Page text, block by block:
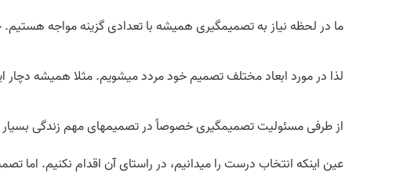
ما در لحظه نیاز به تصمیم­گیری همیشه با تعدادی گزینه مواجه هستیم.
لذا در مورد ابعاد مختلف تصمیم خود مردد می­شویم. مثلا همیشه دچار
از طرفی مسئولیت تصمیم­گیری خصوصاً در تصمیم­های مهم زندگی بسیار
عین اینکه انتخاب درست را می­دانیم، در راستای آن اقدام نکنیم. اما